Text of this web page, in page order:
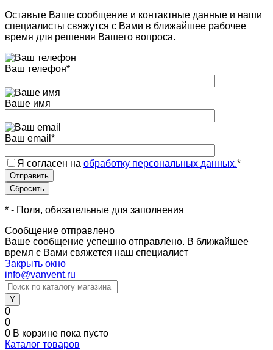
Оставьте Ваше сообщение и контактные данные и наши
специалисты свяжутся с Вами в ближайшее рабочее
время для решения Вашего вопроса.
Ваш телефон*
Ваше имя
Ваш email *
Я согласен на обработку персональных данных.*
* - Поля, обязательные для заполнения
Сообщение отправлено
Ваше сообщение успешно отправлено. В ближайшее
время с Вами свяжется наш специалист
Закрыть окно
info@vanvent.ru
0
0
0 В корзине пока пусто
Каталог товаров